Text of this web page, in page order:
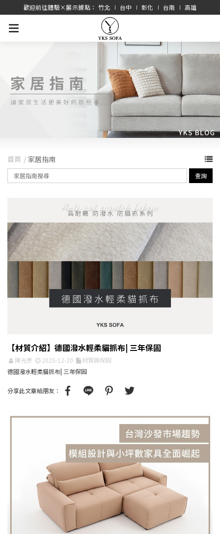
歡迎前往體驗×展示據點： 竹北 ∣ 台中 ∣ 彰化 ∣ 台南 ∣ 高雄
首頁 家居指南
查詢
【材質介紹】德國潑水輕柔貓抓布| 三年保固
陳光彥 2025-12-20
材質與保固
德國潑水輕柔貓抓布| 三年保固
分享此文章給朋友：